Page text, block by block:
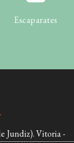
Escaparates
Jundiz). Vitoria -